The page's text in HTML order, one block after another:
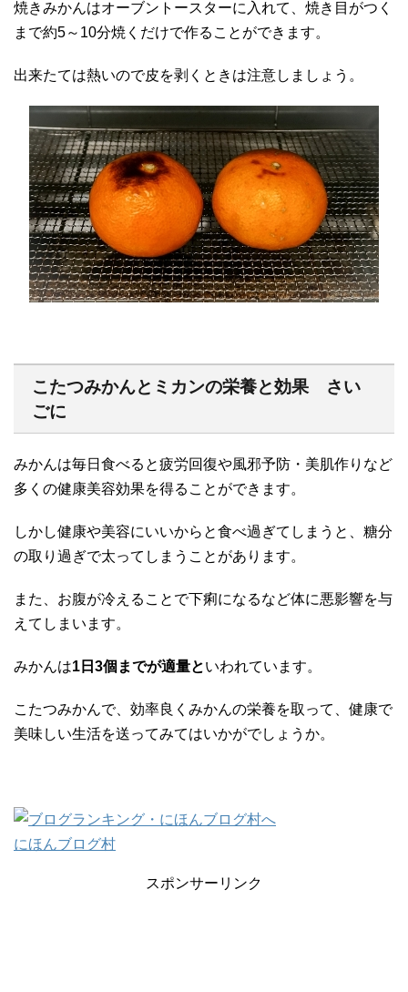
焼きみかんはオーブントースターに入れて、焼き目がつく
まで約5～10分焼くだけで作ることができます。
出来たては熱いので皮を剥くときは注意しましょう。
こたつみかんとミカンの栄養と効果 さい
ごに
みかんは毎日食べると疲労回復や風邪予防・美肌作りなど
多くの健康美容効果を得ることができます。
しかし健康や美容にいいからと食べ過ぎてしまうと、糖分
の取り過ぎで太ってしまうことがあります。
また、お腹が冷えることで下痢になるなど体に悪影響を与
えてしまいます。
みかんは1日3個までが適量といわれています。
こたつみかんで、効率良くみかんの栄養を取って、健康で
美味しい生活を送ってみてはいかがでしょうか。
にほんブログ村
スポンサーリンク